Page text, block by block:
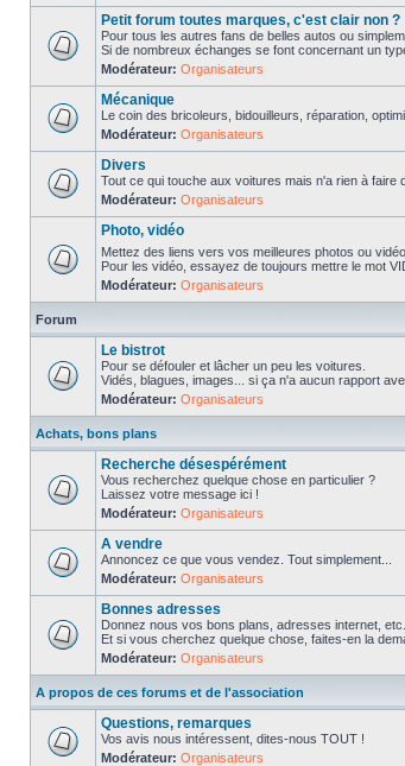
Petit forum toutes marques, c'est clair non ?
Pour tous les autres fans de belles autos ou
Si de nombreux échanges se font concernant un
Modérateur: Organisateurs
Mécanique
Le coin des bricoleurs, bidouilleurs, réparation,
Modérateur: Organisateurs
Divers
Tout ce qui touche aux voitures mais n'a rien à faire
Modérateur: Organisateurs
Photo, vidéo
Mettez des liens vers vos meilleures photos ou
Pour les vidéo, essayez de toujours mettre le mot
Modérateur: Organisateurs
Forum
Le bistrot
Pour se défouler et lâcher un peu les voitures.
Vidés, blagues, images... si ça n'a aucun rapport
Modérateur: Organisateurs
Achats, bons plans
Recherche désespérément
Vous recherchez quelque chose en particulier ?
Laissez votre message ici !
Modérateur: Organisateurs
A vendre
Annoncez ce que vous vendez. Tout simplement...
Modérateur: Organisateurs
Bonnes adresses
Donnez nous vos bons plans, adresses internet, etc...
Et si vous cherchez quelque chose, faites-en la
Modérateur: Organisateurs
A propos de ces forums et de l'association
Questions, remarques
Vos avis nous intéressent, dites-nous TOUT !
Modérateur: Organisateurs